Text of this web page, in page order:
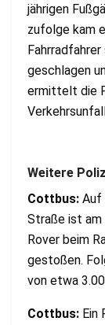
jährigen
zufolge kam
geschlagen
ermittelt die
Weitere
Cottbus: Auf
Straße ist am
Rover beim
gestoßen.
von etwa
Cottbus: Ein